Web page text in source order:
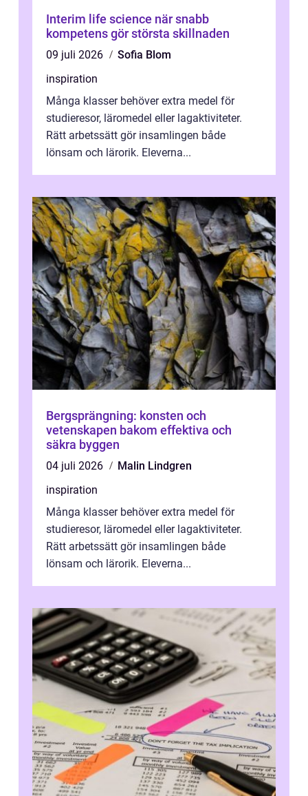
Interim life science när snabb
kompetens gör största skillnaden
09 juli 2026
Sofia Blom
inspiration
Många klasser behöver extra medel för
studieresor, läromedel eller lagaktiviteter.
Rätt arbetssätt gör insamlingen både
lönsam och lärorik. Eleverna...
Bergsprängning: konsten och
vetenskapen bakom effektiva och
säkra byggen
04 juli 2026
Malin Lindgren
inspiration
Många klasser behöver extra medel för
studieresor, läromedel eller lagaktiviteter.
Rätt arbetssätt gör insamlingen både
lönsam och lärorik. Eleverna...